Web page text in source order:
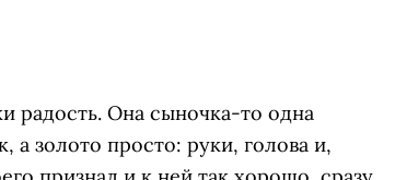
радость. Она сыночка-то одна
а золото просто: руки, голова и,